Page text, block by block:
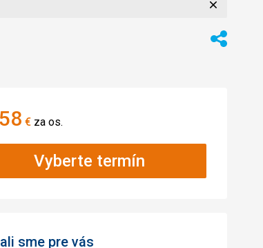
Zdieľať
€ za os.
Vyberte termín
sme pre vás